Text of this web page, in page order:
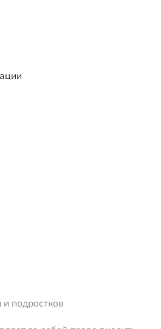
подростков